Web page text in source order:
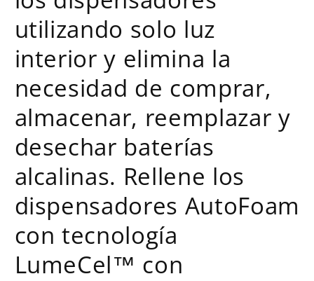
utilizando solo luz
interior y elimina la
necesidad de comprar,
almacenar, reemplazar y
desechar baterías
alcalinas. Rellene los
dispensadores AutoFoam
con tecnología
LumeCel™ con